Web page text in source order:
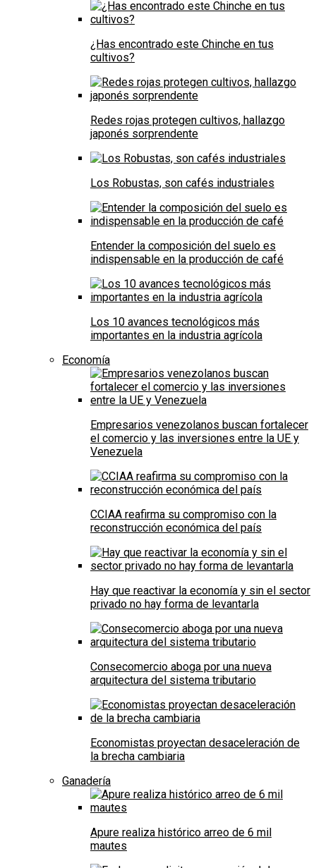
¿Has encontrado este Chinche en tus
cultivos?
Redes rojas protegen cultivos, hallazgo
japonés sorprendente
Los Robustas, son cafés industriales
Entender la composición del suelo es
indispensable en la producción de café
Los 10 avances tecnológicos más
importantes en la industria agrícola
Economía
Empresarios venezolanos buscan fortalecer
el comercio y las inversiones entre la UE y
Venezuela
CCIAA reafirma su compromiso con la
reconstrucción económica del país
Hay que reactivar la economía y sin el sector
privado no hay forma de levantarla
Consecomercio aboga por una nueva
arquitectura del sistema tributario
Economistas proyectan desaceleración de
la brecha cambiaria
Ganadería
Apure realiza histórico arreo de 6 mil
mautes